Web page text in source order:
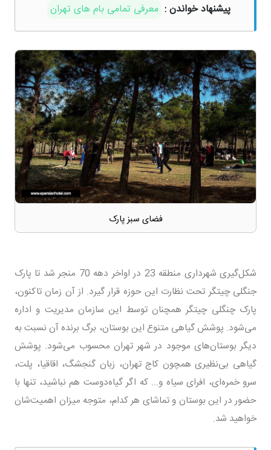
پیشنهاد خواندن : معرفی تمامی بام های تهران
فضای سبز پارک
شکل‌گیری شهرداری منطقه 23 در اواخر دهه 70 منجر شد تا پارک
جنگلی چیتگر تحت نظارت این حوزه قرار گیرد. از آن زمان تاکنون،
پارک چنگلی چیتگر همچنان توسط این سازمان مدیریت و اداره
می‌شود. پوشش گیاهی متنوع این بوستان، برگ برنده آن نسبت به
دیگر بوستان‌های موجود در شهر تهران محسوب می‌شود. پوشش
گیاهی بی‌نظیری همچون کاج تهران، زبان گنجشگ، اقاقیا، پلت،
سرو خمره‌ای، افرای سیاه و... که اگر گیاه‌دوست هم نباشید، تنها با
حضور در این بوستان و تماشای هر کدام، متوجه میزان اهمیت‌شان
خواهید شد.